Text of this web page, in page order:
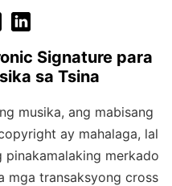
Signature para
sa Tsina
musika, ang mabisang
ay mahalaga, lal
merkado
mga transaksyong cross